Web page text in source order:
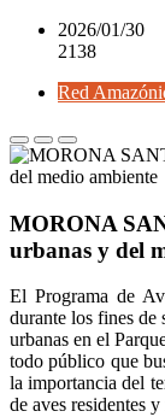
2026/01/30
2138
Red
MORONA
urbanas y del
El Programa de
durante los fines de
urbanas en el
todo público que
la importancia del
de aves residentes